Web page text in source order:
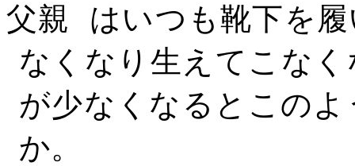
父親 はいつも靴下を
なくなり生えてこな
が少なくなるとこの
か。